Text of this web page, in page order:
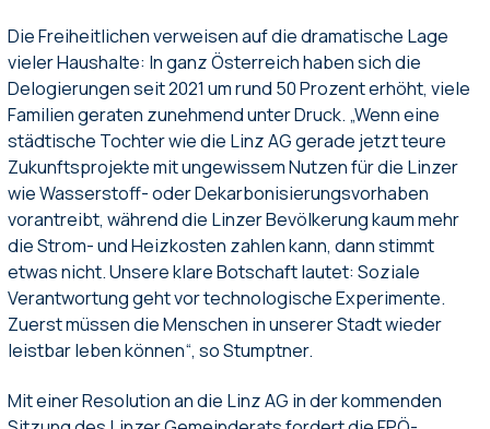
Die Freiheitlichen verweisen auf die dramatische Lage
vieler Haushalte: In ganz Österreich haben sich die
Delogierungen seit 2021 um rund 50 Prozent erhöht, viele
Familien geraten zunehmend unter Druck. „Wenn eine
städtische Tochter wie die Linz AG gerade jetzt teure
Zukunftsprojekte mit ungewissem Nutzen für die Linzer
wie Wasserstoff- oder Dekarbonisierungsvorhaben
vorantreibt, während die Linzer Bevölkerung kaum mehr
die Strom- und Heizkosten zahlen kann, dann stimmt
etwas nicht. Unsere klare Botschaft lautet: Soziale
Verantwortung geht vor technologische Experimente.
Zuerst müssen die Menschen in unserer Stadt wieder
leistbar leben können“, so Stumptner.
Mit einer Resolution an die Linz AG in der kommenden